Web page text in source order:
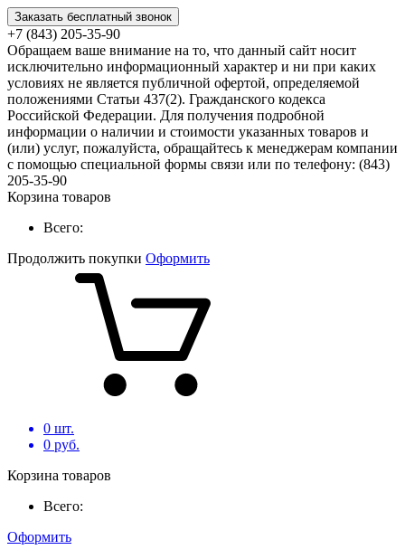
Заказать бесплатный звонок
+7 (843) 205-35-90
Обращаем ваше внимание на то, что данный сайт носит
исключительно информационный характер и ни при каких
условиях не является публичной офертой, определяемой
положениями Статьи 437(2). Гражданского кодекса
Российской Федерации. Для получения подробной
информации о наличии и стоимости указанных товаров и
(или) услуг, пожалуйста, обращайтесь к менеджерам компании
с помощью специальной формы связи или по телефону: (843)
205-35-90
Корзина товаров
Всего:
Продолжить покупки Оформить
0 шт.
0 руб.
Корзина товаров
Всего:
Оформить